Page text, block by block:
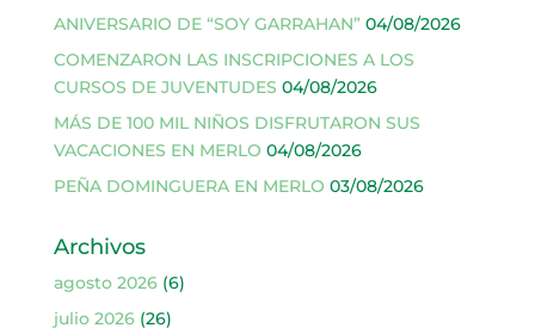
ANIVERSARIO DE “SOY GARRAHAN” 04/08/2026
COMENZARON LAS INSCRIPCIONES A LOS
CURSOS DE JUVENTUDES 04/08/2026
MÁS DE 100 MIL NIÑOS DISFRUTARON SUS
VACACIONES EN MERLO 04/08/2026
PEÑA DOMINGUERA EN MERLO 03/08/2026
Archivos
agosto 2026(6)
julio 2026(26)